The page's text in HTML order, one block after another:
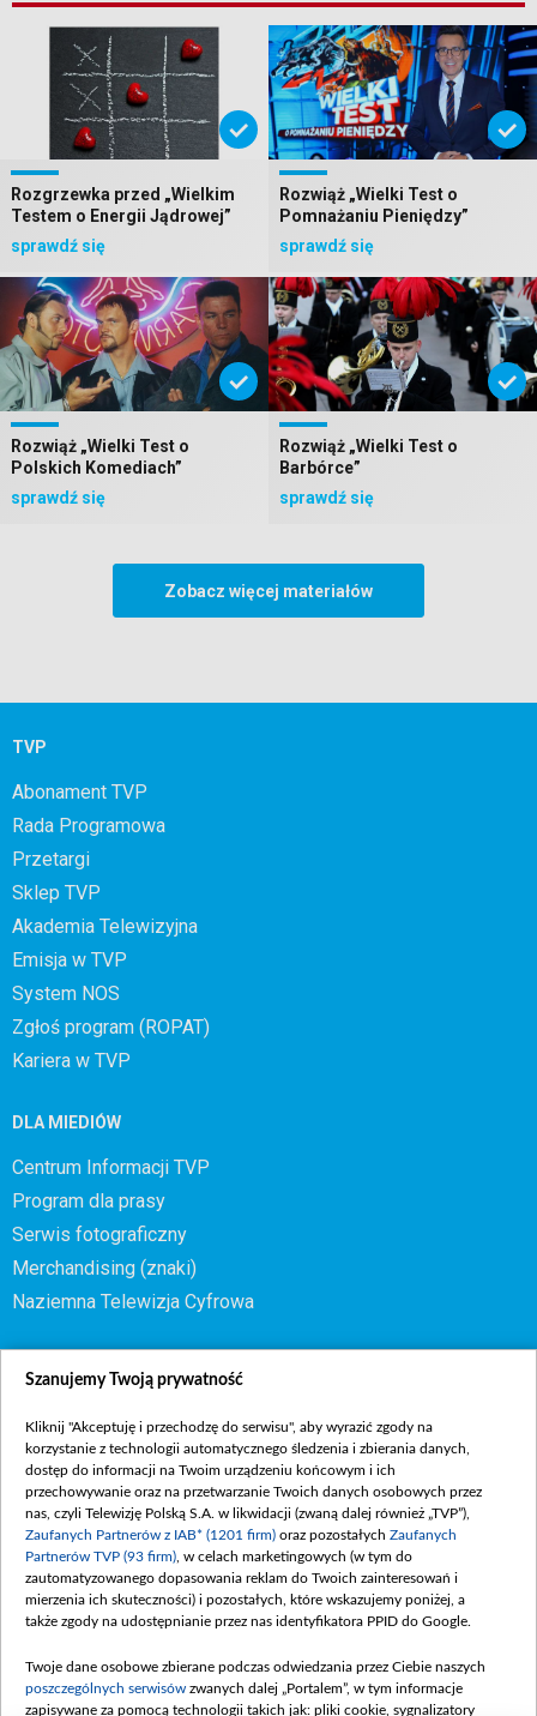
Rozgrzewka przed „Wielkim
Testem o Energii Jądrowej”
sprawdź się
Rozwiąż „Wielki Test o
Pomnażaniu Pieniędzy”
sprawdź się
Rozwiąż „Wielki Test o
Polskich Komediach”
sprawdź się
Rozwiąż „Wielki Test o
Barbórce”
sprawdź się
zobacz więcej materiałów
TVP
Abonament TVP
Rada Programowa
Przetargi
Sklep TVP
Akademia Telewizyjna
Emisja w TVP
System NOS
Zgłoś program (ROPAT)
Kariera w TVP
DLA MIEDIÓW
Centrum Informacji TVP
Program dla prasy
Serwis fotograficzny
Merchandising (znaki)
Naziemna Telewizja Cyfrowa
Oferta handlowa
Telegazeta ogłoszenia
Moje zgody
REGULAMIN TVP.PL
POLITYKA PRYWATNOŚCI
REDAKCJA
Szanujemy Twoją prywatność
Kliknij "Akceptuję i przechodzę do serwisu", aby wyrazić zgody na
korzystanie z technologii automatycznego śledzenia i zbierania danych,
dostęp do informacji na Twoim urządzeniu końcowym i ich
przechowywanie oraz na przetwarzanie Twoich danych osobowych przez
nas, czyli Telewizję Polską S.A. w likwidacji (zwaną dalej również „TVP”),
Zaufanych Partnerów z IAB* (1201 firm) oraz pozostałych Zaufanych
Partnerów TVP (93 firm) , w celach marketingowych (w tym do
zautomatyzowanego dopasowania reklam do Twoich zainteresowań i
mierzenia ich skuteczności) i pozostałych, które wskazujemy poniżej, a
także zgody na udostępnianie przez nas identyfikatora PPID do Google.
Twoje dane osobowe zbierane podczas odwiedzania przez Ciebie naszych
poszczególnych serwisów zwanych dalej „Portalem”, w tym informacje
zapisywane za pomocą technologii takich jak: pliki cookie, sygnalizatory